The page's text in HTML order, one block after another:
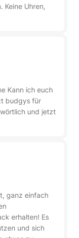
Keine Uhren,
Kann ich euch
budgys für
und jetzt
ganz einfach
erhalten! Es
und sich